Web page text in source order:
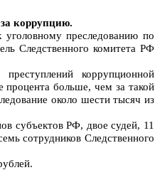
коррупцию.
уголовному преследованию по
Следственного комитета РФ
коррупционной
процента больше, чем за такой
около шести тысяч из
субъектов РФ, двое судей, 11
сотрудников Следственного